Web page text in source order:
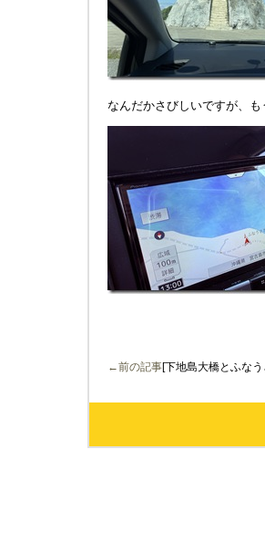
なんだかさびしいですが、も
←前の記事[下地島大橋とふな